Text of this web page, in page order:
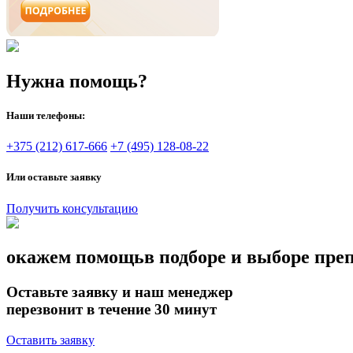
Нужна помощь?
Наши телефоны:
+375 (212) 617-666 +7 (495) 128-08-22
Или оставьте заявку
Получить консультацию
окажем помощьв подборе и выборе
Оставьте заявку и наш менеджер
перезвонит в течение 30 минут
Оставить заявку